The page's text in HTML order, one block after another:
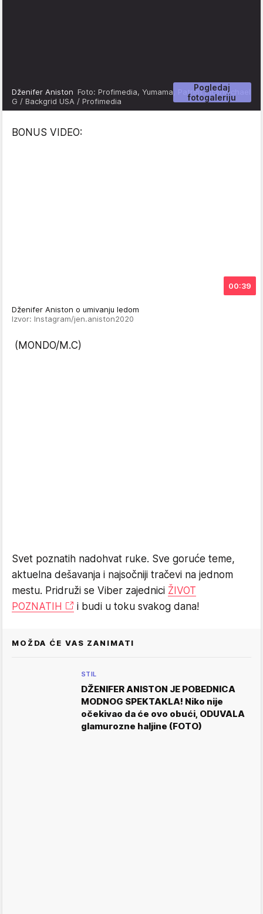
Pogledaj
fotogaleriju
Dženifer Aniston Foto: Profimedia, Yumama, Patriot Pics/Michael
G / Backgrid USA / Profimedia
BONUS VIDEO:
00:39
Dženifer Aniston o umivanju ledom
Izvor: Instagram/jen.aniston2020
(MONDO/M.C)
Svet poznatih nadohvat ruke. Sve goruće teme,
aktuelna dešavanja i najsočniji tračevi na jednom
mestu. Pridruži se Viber zajednici ŽIVOT
POZNATIH
i budi u toku svakog dana!
MOŽDA ĆE VAS ZANIMATI
STIL
DŽENIFER ANISTON JE POBEDNICA
MODNOG SPEKTAKLA! Niko nije
očekivao da će ovo obući, ODUVALA
glamurozne haljine (FOTO)